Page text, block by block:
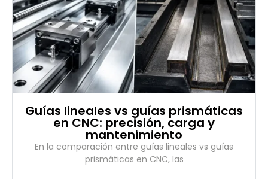
Guías lineales vs guías prismáticas
en CNC: precisión, carga y
mantenimiento
En la comparación entre guías lineales vs guías
prismáticas en CNC, las